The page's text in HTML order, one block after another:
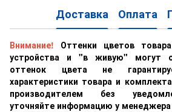
Доставка Оплата
Внимание!
Оттенки цветов
устройства и "в живую" могут
оттенок цвета не
характеристики товара и
производителем без
уточняйте информацию у менеджера